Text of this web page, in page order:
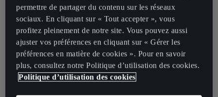
À partir de 289 € /mois*
1.5 eTSI Hybrid 150 DSG7 (mHEV)
Je suis intéressé
permettre de partager du contenu sur les réseaux
sociaux. En cliquant sur « Tout accepter », vous
profitez pleinement de notre site. Vous pouvez aussi
ajuster vos préférences en cliquant sur « Gérer les
préférences en matière de cookies ». Pour en savoir
plus, consultez notre Politique d’utilisation des cookies.
Politique d’utilisation des cookies